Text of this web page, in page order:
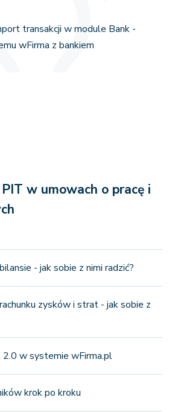
transakcji w module Bank -
wFirma z bankiem
w umowach o pracę i
- jak sobie z nimi radzić?
zysków i strat - jak sobie z
w systemie wFirma.pl
krok po kroku